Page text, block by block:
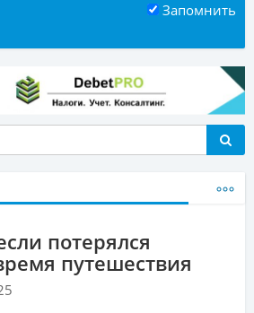
Запомнить
потерялся
путешествия